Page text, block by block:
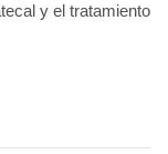
y el tratamiento